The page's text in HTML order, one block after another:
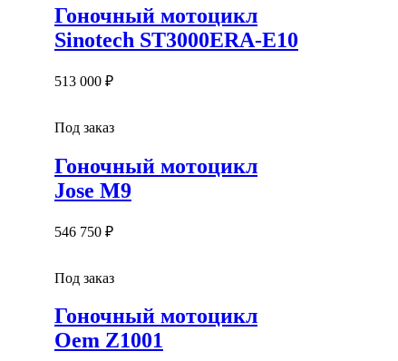
Гоночный мотоцикл
Sinotech ST3000ERA-E10
513 000 ₽
Под заказ
Гоночный мотоцикл
Jose M9
546 750 ₽
Под заказ
Гоночный мотоцикл
Oem Z1001